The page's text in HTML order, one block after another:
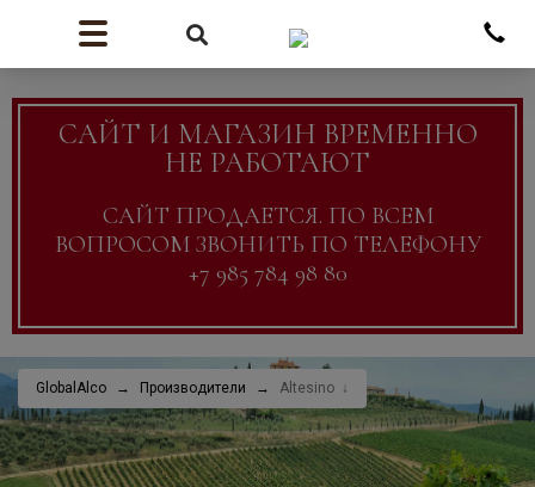
САЙТ И МАГАЗИН ВРЕМЕННО
НЕ РАБОТАЮТ
САЙТ ПРОДАЕТСЯ. ПО ВСЕМ
ВОПРОСОМ ЗВОНИТЬ ПО ТЕЛЕФОНУ
+7 985 784 98 80
GlobalAlco Производители Altesino